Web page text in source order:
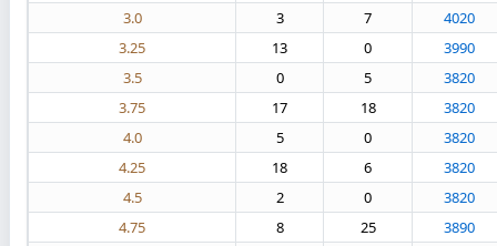
3.0
3 7
4020
3.25
13 0
3990
3.5
0 5
3820
3.75
17 18
3820
4.0
5 0
3820
4.25
18 6
3820
4.5
2 0
3820
4.75
8 25
3890